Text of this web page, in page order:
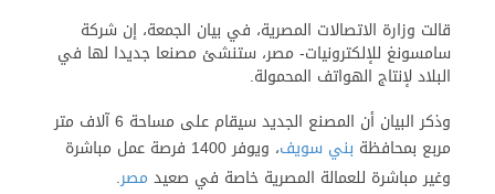
قالت وزارة الاتصالات المصرية، في بيان الجمعة، إن شركة
سامسونغ للإلكترونيات- مصر، ستنشئ مصنعا جديدا لها في
البلاد لإنتاج الهواتف المحمولة.
وذكر البيان أن المصنع الجديد سيقام على مساحة 6 آلاف متر
مربع بمحافظة بني سويف
، ويوفر 1400 فرصة عمل مباشرة
وغير مباشرة للعمالة المصرية خاصة في صعيد مصر.